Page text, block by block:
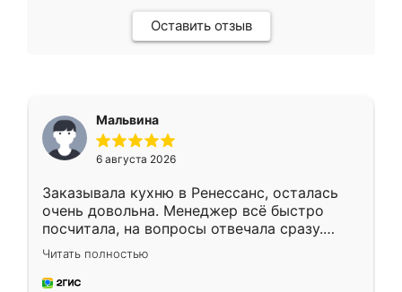
Оставить отзыв
Мальвина
6 августа 2026
Заказывала кухню в Ренессанс, осталась
очень довольна. Менеджер всё быстро
посчитала, на вопросы отвечала сразу.
Замерщик приехал в субботу, подошёл к
делу со всей ответственностью. Собрали
за день, ребята работали аккуратно, даже
Читать полностью